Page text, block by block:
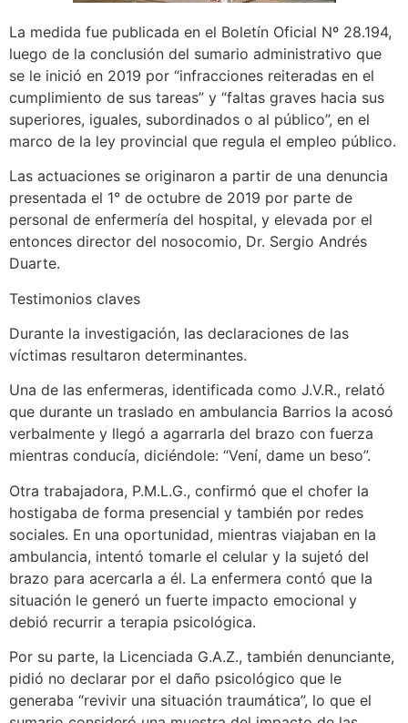
La medida fue publicada en el Boletín Oficial Nº 28.194,
luego de la conclusión del sumario administrativo que
se le inició en 2019 por “infracciones reiteradas en el
cumplimiento de sus tareas” y “faltas graves hacia sus
superiores, iguales, subordinados o al público”, en el
marco de la ley provincial que regula el empleo público.
Las actuaciones se originaron a partir de una denuncia
presentada el 1° de octubre de 2019 por parte de
personal de enfermería del hospital, y elevada por el
entonces director del nosocomio, Dr. Sergio Andrés
Duarte.
Testimonios claves
Durante la investigación, las declaraciones de las
víctimas resultaron determinantes.
Una de las enfermeras, identificada como J.V.R., relató
que durante un traslado en ambulancia Barrios la acosó
verbalmente y llegó a agarrarla del brazo con fuerza
mientras conducía, diciéndole: “Vení, dame un beso”.
Otra trabajadora, P.M.L.G., confirmó que el chofer la
hostigaba de forma presencial y también por redes
sociales. En una oportunidad, mientras viajaban en la
ambulancia, intentó tomarle el celular y la sujetó del
brazo para acercarla a él. La enfermera contó que la
situación le generó un fuerte impacto emocional y
debió recurrir a terapia psicológica.
Por su parte, la Licenciada G.A.Z., también denunciante,
pidió no declarar por el daño psicológico que le
generaba “revivir una situación traumática”, lo que el